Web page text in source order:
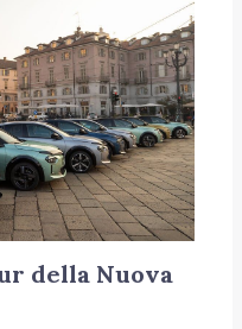
della Nuova